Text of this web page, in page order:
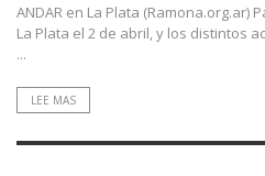
ANDAR en La Plata (Ramona.org.ar)
La Plata el 2 de abril, y los distintos
...
LEE MAS